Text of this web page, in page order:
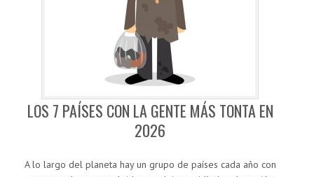
LOS 7 PAÍSES CON LA GENTE MÁS TONTA EN
2026
A lo largo del planeta hay un grupo de países cada año con